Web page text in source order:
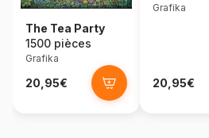
The Tea Party
1500 pièces
Grafika
20,95€
Grafika
20,95€